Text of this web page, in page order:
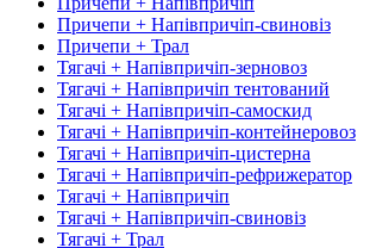
Причепи + Напівпричіп-свиновіз
Причепи + Трал
Тягачі + Напівпричіп-зерновоз
Тягачі + Напівпричіп тентований
Тягачі + Напівпричіп-самоскид
Тягачі + Напівпричіп-контейнеровоз
Тягачі + Напівпричіп-цистерна
Тягачі + Напівпричіп-рефрижератор
Тягачі + Напівпричіп
Тягачі + Напівпричіп-свиновіз
Тягачі + Трал